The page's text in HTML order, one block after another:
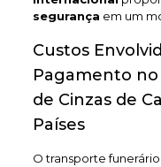
segurança em um
Custos
Pagamento
de Cinzas de
Países
O transporte